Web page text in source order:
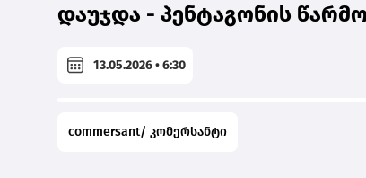
დაუჯდა - პენტაგონის
13.05.2026 • 6:30
commersant/ კომერსანტი